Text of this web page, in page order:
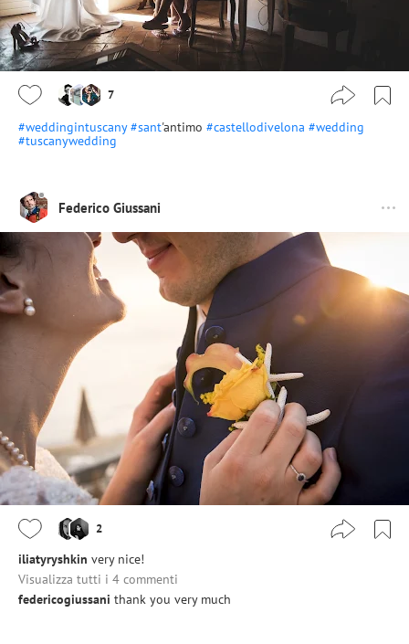
7
#weddingintuscany #sant'antimo #castellodivelona #wedding
#tuscanywedding
Federico Giussani
2
iliatyryshkin very nice!
Visualizza tutti i 4 commenti
federicogiussani thank you very much